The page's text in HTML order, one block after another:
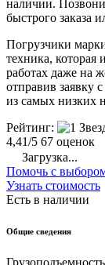
наличии.
быстрого заказа
Погрузчики
техника, которая
работах даже на
отправив заявку
из самых низких
Рейтинг:
4,41/5 67 оценок
Загрузка...
Помочь с
Узнать стоимость
Есть в наличии
Общие сведения